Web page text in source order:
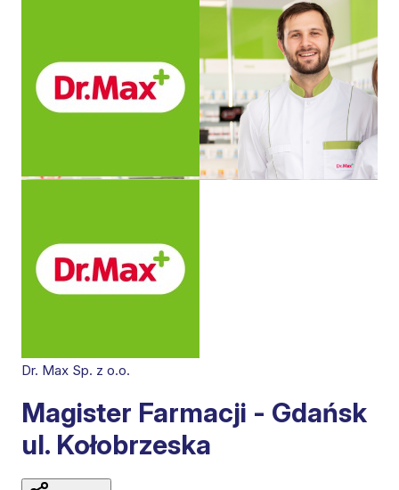
Dr. Max Sp. z o.o.
Magister Farmacji - Gdańsk
ul. Kołobrzeska